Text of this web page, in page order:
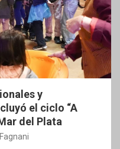
y
el ciclo “A
del Plata